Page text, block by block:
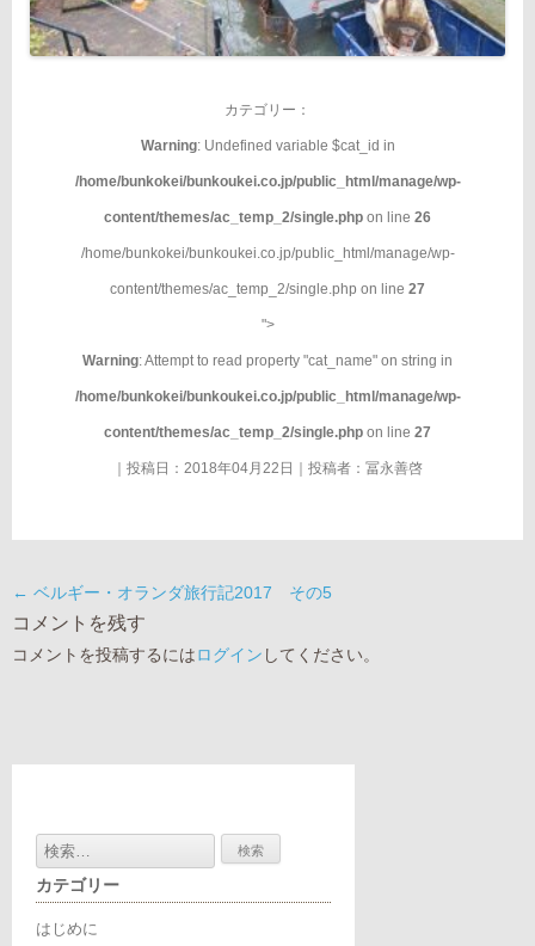
カテゴリー：
Warning: Undefined variable $cat_id in
/home/bunkokei/bunkoukei.co.jp/public_html/manage/wp-
content/themes/ac_temp_2/single.php on line 26
/home/bunkokei/bunkoukei.co.jp/public_html/manage/wp-
content/themes/ac_temp_2/single.php on line 27
">
Warning: Attempt to read property "cat_name" on string in
/home/bunkokei/bunkoukei.co.jp/public_html/manage/wp-
content/themes/ac_temp_2/single.php on line 27
｜投稿日：2018年04月22日｜投稿者： 冨永善啓
← ベルギー・オランダ旅行記2017 その5
コメントを残す
コメントを投稿するにはログイン してください。
検
索:
カテゴリー
はじめに